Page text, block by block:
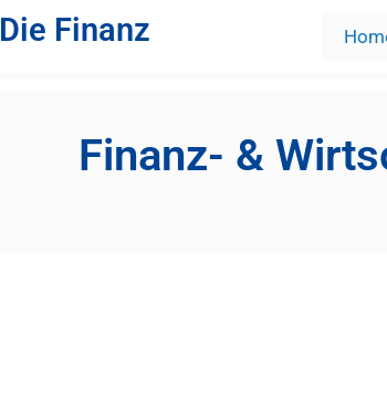
Die Finanz
Finanz- &